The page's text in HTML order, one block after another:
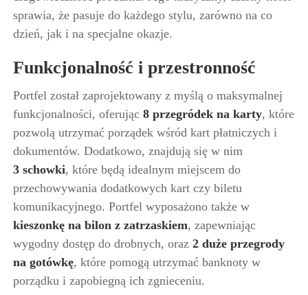
sprawia, że pasuje do każdego stylu, zarówno na co
dzień, jak i na specjalne okazje.
Funkcjonalność i przestronność
Portfel został zaprojektowany z myślą o maksymalnej
funkcjonalności, oferując 8 przegródek na karty, które
pozwolą utrzymać porządek wśród kart płatniczych i
dokumentów. Dodatkowo, znajdują się w nim
3 schowki, które będą idealnym miejscem do
przechowywania dodatkowych kart czy biletu
komunikacyjnego. Portfel wyposażono także w
kieszonkę na bilon z zatrzaskiem, zapewniając
wygodny dostęp do drobnych, oraz 2 duże przegrody
na gotówkę, które pomogą utrzymać banknoty w
porządku i zapobiegną ich zgnieceniu.